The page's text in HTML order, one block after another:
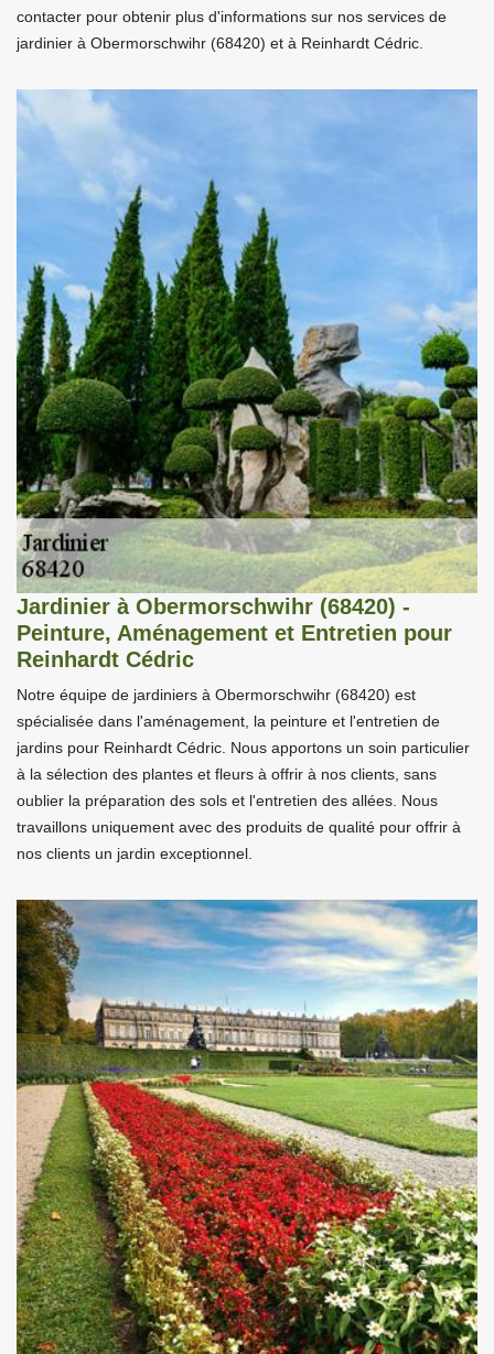
contacter pour obtenir plus d'informations sur nos services de
jardinier à Obermorschwihr (68420) et à Reinhardt Cédric.
Jardinier à Obermorschwihr (68420) -
Peinture, Aménagement et Entretien pour
Reinhardt Cédric
Notre équipe de jardiniers à Obermorschwihr (68420) est
spécialisée dans l'aménagement, la peinture et l'entretien de
jardins pour Reinhardt Cédric. Nous apportons un soin particulier
à la sélection des plantes et fleurs à offrir à nos clients, sans
oublier la préparation des sols et l'entretien des allées. Nous
travaillons uniquement avec des produits de qualité pour offrir à
nos clients un jardin exceptionnel.